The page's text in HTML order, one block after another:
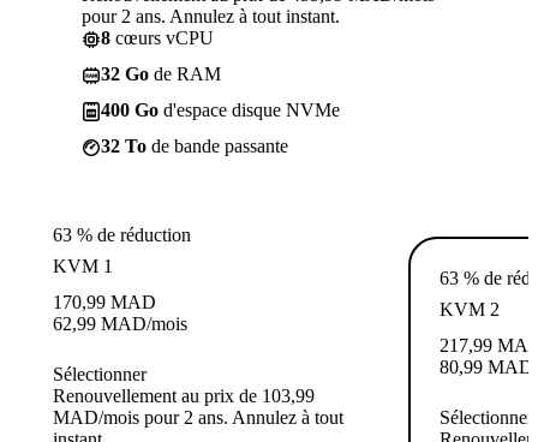
pour 2 ans. Annulez à tout instant.
8 cœurs vCPU
32 Go de RAM
400 Go d'espace disque NVMe
32 To de bande passante
63 % de réduction
KVM 1
170,99 MAD
62,99 MAD/mois
Sélectionner
Renouvellement au prix de 103,99
MAD/mois pour 2 ans. Annulez à tout
63 % de
KVM 2
217,99
80,99 MAD
Sélectionner